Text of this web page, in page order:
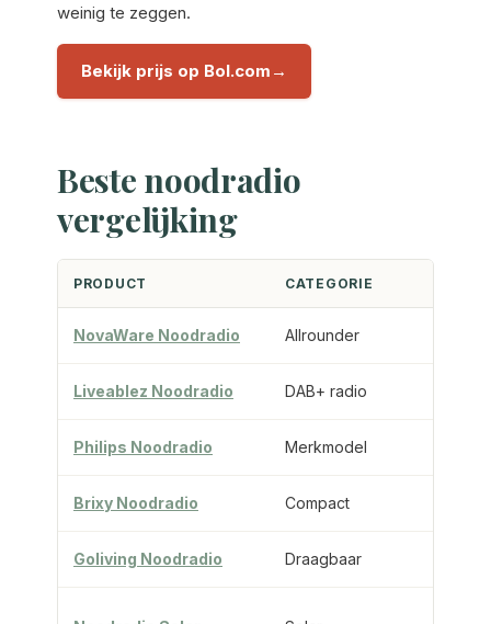
weinig te zeggen.
Bekijk prijs op Bol.com
Beste noodradio
vergelijking
PRODUCT CATEGORIE
NovaWare Noodradio Allrounder
Liveablez Noodradio DAB+ radio
Philips Noodradio Merkmodel
Brixy Noodradio Compact
Goliving Noodradio Draagbaar